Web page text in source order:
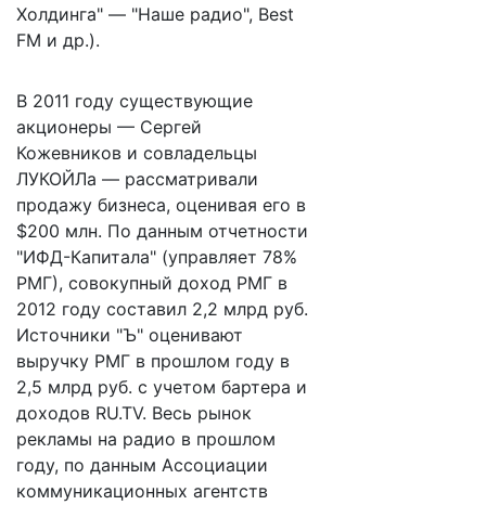
Холдинга" — "Наше радио", Best
FM и др.).
В 2011 году существующие
акционеры — Сергей
Кожевников и совладельцы
ЛУКОЙЛа — рассматривали
продажу бизнеса, оценивая его в
$200 млн. По данным отчетности
"ИФД-Капитала" (управляет 78%
РМГ), совокупный доход РМГ в
2012 году составил 2,2 млрд руб.
Источники "Ъ" оценивают
выручку РМГ в прошлом году в
2,5 млрд руб. с учетом бартера и
доходов RU.TV. Весь рынок
рекламы на радио в прошлом
году, по данным Ассоциации
коммуникационных агентств